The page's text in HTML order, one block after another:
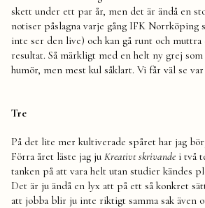
skett under ett par år, men det är ändå en
notiser påslagna varje gång IFK Norrköping
inte ser den live) och kan gå runt och
resultat. Så märkligt med en helt ny grej som
humör, men mest kul såklart. Vi får väl se
Tre
På det lite mer kultiverade spåret har jag
Förra året läste jag ju Kreativt skrivande i två
tanken på att vara helt utan studier kändes
Det är ju ändå en lyx att på ett så konkret
att jobba blir ju inte riktigt samma sak även